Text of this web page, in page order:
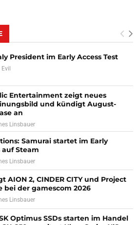
President im Early Access Test
Evil
Entertainment zeigt neues
und kündigt August-
an
Linsbauer
Samurai startet im Early
auf Steam
Linsbauer
AION 2, CINDER CITY und Project
bei der gamescom 2026
Linsbauer
Optimus SSDs starten im Handel